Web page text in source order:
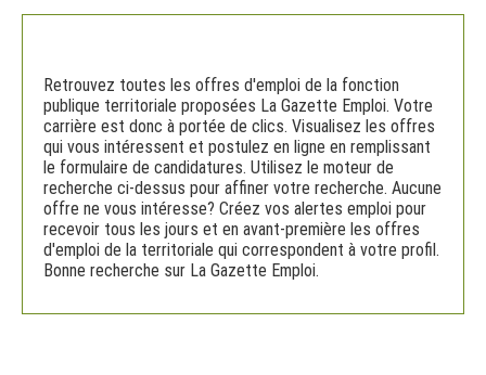
Retrouvez toutes les offres d'emploi de la fonction
publique territoriale proposées La Gazette Emploi. Votre
carrière est donc à portée de clics. Visualisez les offres
qui vous intéressent et postulez en ligne en remplissant
le formulaire de candidatures. Utilisez le moteur de
recherche ci-dessus pour affiner votre recherche. Aucune
offre ne vous intéresse? Créez vos alertes emploi pour
recevoir tous les jours et en avant-première les offres
d'emploi de la territoriale qui correspondent à votre profil.
Bonne recherche sur La Gazette Emploi.